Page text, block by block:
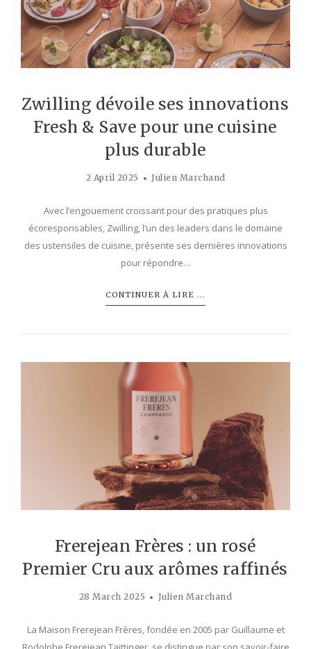
Zwilling dévoile ses innovations
Fresh & Save pour une cuisine
plus durable
2 April 2025 Julien Marchand
Avec l’engouement croissant pour des pratiques plus
écoresponsables, Zwilling, l’un des leaders dans le domaine
des ustensiles de cuisine, présente ses dernières innovations
pour répondre…
CONTINUER À LIRE ...
Frerejean Frères : un rosé
Premier Cru aux arômes raffinés
28 March 2025 Julien Marchand
La Maison Frerejean Frères, fondée en 2005 par Guillaume et